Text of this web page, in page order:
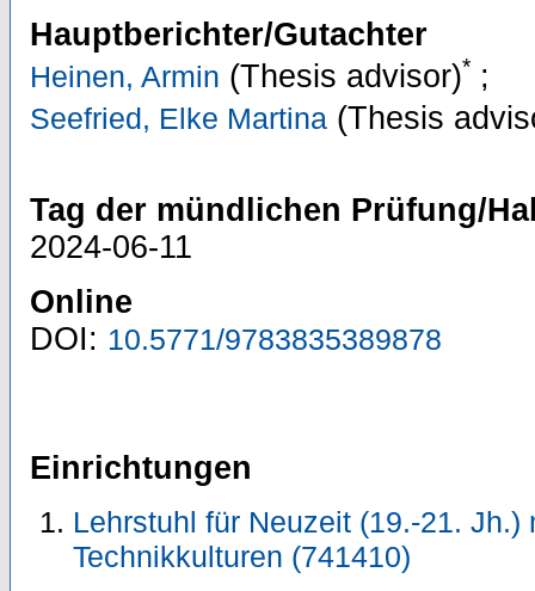
Hauptberichter/Gutachter
Heinen, Armin (Thesis advisor)* ;
Seefried, Elke Martina (Thesis
Tag der mündlichen Prüfung/
2024-06-11
Online
DOI: 10.5771/9783835389878
Einrichtungen
Lehrstuhl für Neuzeit (19.-21.
Technikkulturen (741410)